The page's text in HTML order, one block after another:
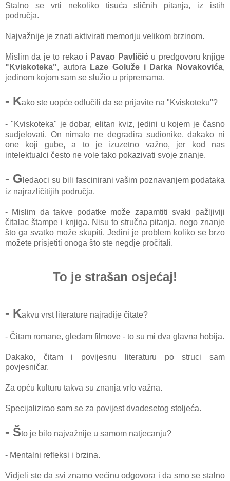
Stalno se vrti nekoliko tisuća sličnih pitanja, iz istih
područja.
Najvažnije je znati aktivirati memoriju velikom brzinom.
Mislim da je to rekao i Pavao Pavličić u predgovoru knjige
"Kviskoteka", autora Laze Goluže i Darka Novakovića,
jedinom kojom sam se služio u pripremama.
- Kako ste uopće odlučili da se prijavite na "Kviskoteku"?
- "Kviskoteka" je dobar, elitan kviz, jedini u kojem je časno
sudjelovati. On nimalo ne degradira sudionike, dakako ni
one koji gube, a to je izuzetno važno, jer kod nas
intelektualci često ne vole tako pokazivati svoje znanje.
- G ledaoci su bili fascinirani vašim poznavanjem podataka
iz najrazličitijih područja.
- Mislim da takve podatke može zapamtiti svaki pažljiviji
čitalac štampe i knjiga. Nisu to stručna pitanja, nego znanje
što ga svatko može skupiti. Jedini je problem koliko se brzo
možete prisjetiti onoga što ste negdje pročitali.
To je strašan osjećaj!
- Kakvu vrst literature najradije čitate?
- Čitam romane, gledam filmove - to su mi dva glavna hobija.
Dakako, čitam i povijesnu literaturu po struci sam
povjesničar.
Za opću kulturu takva su znanja vrlo važna.
Specijalizirao sam se za povijest dvadesetog stoljeća.
- Što je bilo najvažnije u samom natjecanju?
- Mentalni refleksi i brzina.
Vidjeli ste da svi znamo većinu odgovora i da smo se stalno